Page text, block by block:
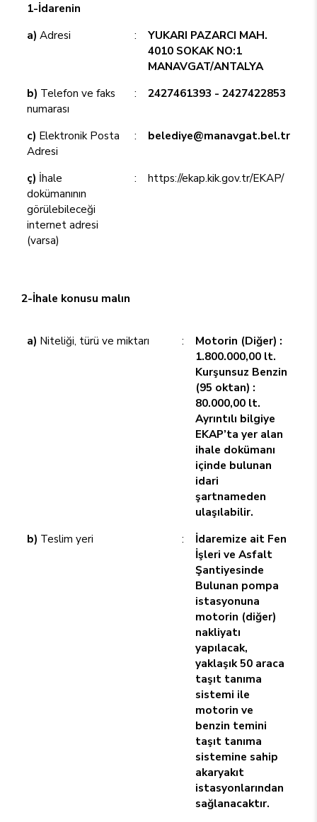
1-İdarenin
a) Adresi :
YUKARI PAZARCI MAH.
4010 SOKAK NO:1
MANAVGAT/ANTALYA
b) Telefon ve faks
numarası
: 2427461393 - 2427422853
c) Elektronik Posta
Adresi
: belediye@manavgat.bel.tr
ç) İhale
dokümanının
görülebileceği
internet adresi
(varsa)
: https://ekap.kik.gov.tr/EKAP/
2-İhale konusu malın
a) Niteliği, türü ve miktarı :
Motorin (Diğer) :
1.800.000,00 lt.
Kurşunsuz Benzin
(95 oktan) :
80.000,00 lt.
Ayrıntılı bilgiye
EKAP’ta yer alan
ihale dokümanı
içinde bulunan
idari
şartnameden
ulaşılabilir.
b) Teslim yeri :
İdaremize ait Fen
İşleri ve Asfalt
Şantiyesinde
Bulunan pompa
istasyonuna
motorin (diğer)
nakliyatı
yapılacak,
yaklaşık 50 araca
taşıt tanıma
sistemi ile
motorin ve
benzin temini
taşıt tanıma
sistemine sahip
akaryakıt
istasyonlarından
sağlanacaktır.